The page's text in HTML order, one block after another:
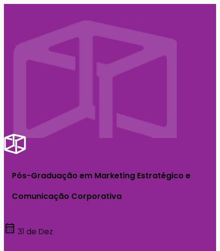
Pós-Graduação em Marketing Estratégico e
Comunicação Corporativa
calendar_month 31 de Dez